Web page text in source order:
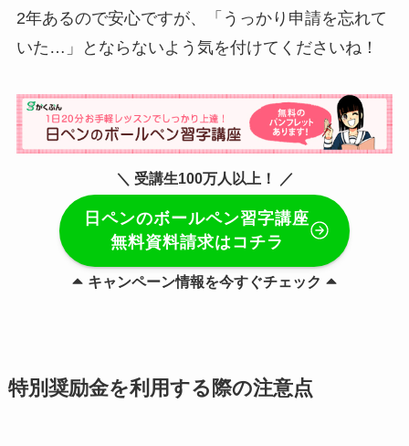
2年あるので安心ですが、「うっかり申請を忘れて
いた…」とならないよう気を付けてくださいね！
＼ 受講生100万人以上！ ／
日ペンのボールペン習字講座
無料資料請求はコチラ
キャンペーン情報を今すぐチェック
特別奨励金を利用する際の注意点